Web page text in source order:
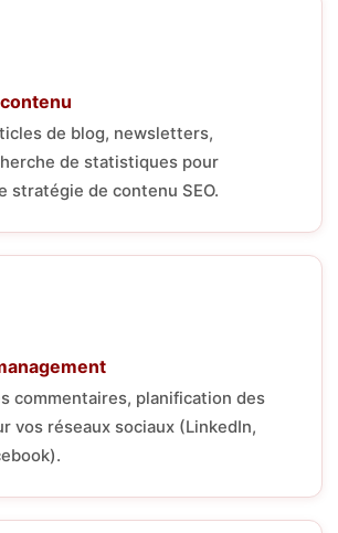
de blog, newsletters,
de statistiques pour
stratégie de contenu SEO.
commentaires, planification des
vos réseaux sociaux (LinkedIn,